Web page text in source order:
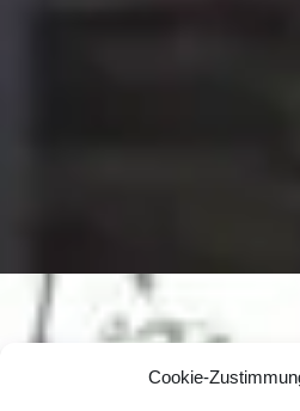
Cookie-